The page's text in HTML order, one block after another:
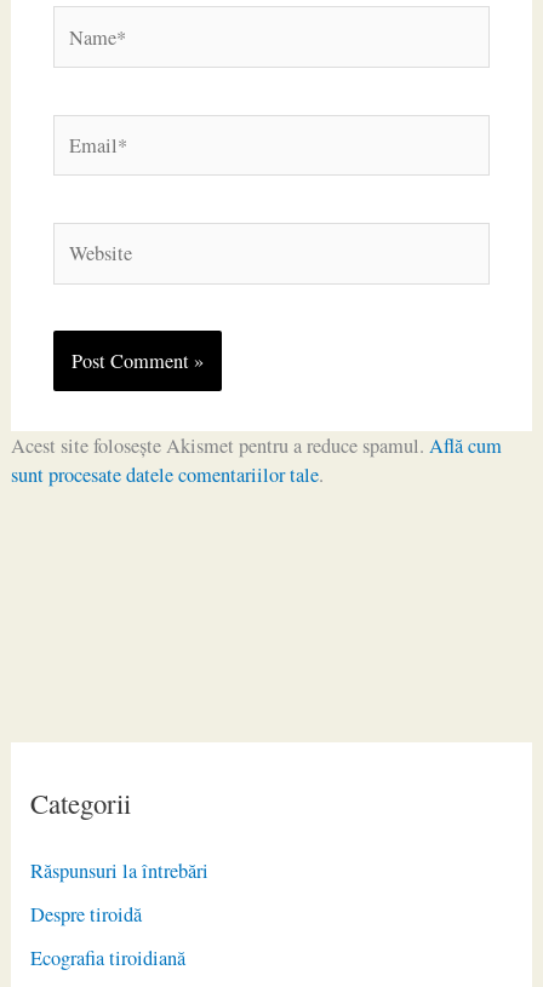
Categorii
Răspunsuri la întrebări
Despre tiroidă
Ecografia tiroidiană
Acest site folosește Akismet pentru a reduce spamul. Află cum
sunt procesate datele comentariilor tale.